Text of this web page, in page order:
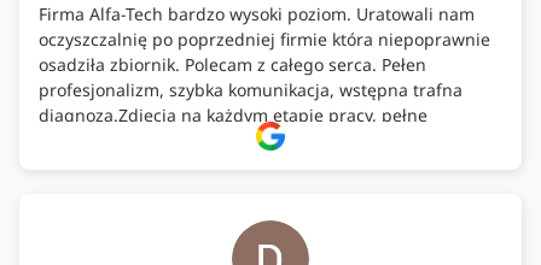
Firma Alfa-Tech bardzo wysoki poziom. Uratowali nam
oczyszczalnię po poprzedniej firmie która niepoprawnie
osadziła zbiornik. Polecam z całego serca. Pełen
profesjonalizm, szybka komunikacja, wstępna trafna
diagnoza.Zdjęcia na każdym etapie pracy, pełne
doradztwo.Dobrze wyszkoleni i znający się na rzeczy.
Podsumowując ekipa na wysokim poziomie, rzetelna.